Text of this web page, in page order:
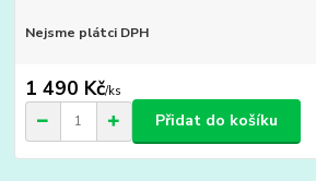
Nejsme plátci DPH
1 490 Kč/ks
Přidat do košíku